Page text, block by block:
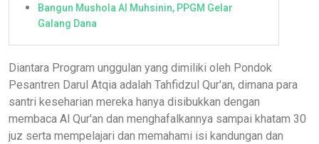
Bangun Mushola Al Muhsinin, PPGM Gelar
Galang Dana
Diantara Program unggulan yang dimiliki oleh Pondok
Pesantren Darul Atqia adalah Tahfidzul Qur'an, dimana para
santri keseharian mereka hanya disibukkan dengan
membaca Al Qur'an dan menghafalkannya sampai khatam 30
juz serta mempelajari dan memahami isi kandungan dan